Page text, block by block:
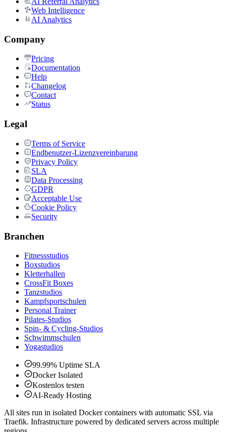
Web Intelligence
AI Analytics
Company
Pricing
Documentation
Help
Changelog
Contact
Status
Legal
Terms of Service
Endbenutzer-Lizenzvereinbarung
Privacy Policy
SLA
Data Processing
GDPR
Acceptable Use
Cookie Policy
Security
Branchen
Fitnessstudios
Boxstudios
Kletterhallen
CrossFit Boxes
Tanzstudios
Kampfsportschulen
Personal Trainer
Pilates-Studios
Spin- & Cycling-Studios
Schwimmschulen
Yogastudios
99.99% Uptime SLA
Docker Isolated
Kostenlos testen
AI-Ready Hosting
All sites run in isolated Docker containers with automatic SSL via
Traefik. Infrastructure powered by dedicated servers across multiple